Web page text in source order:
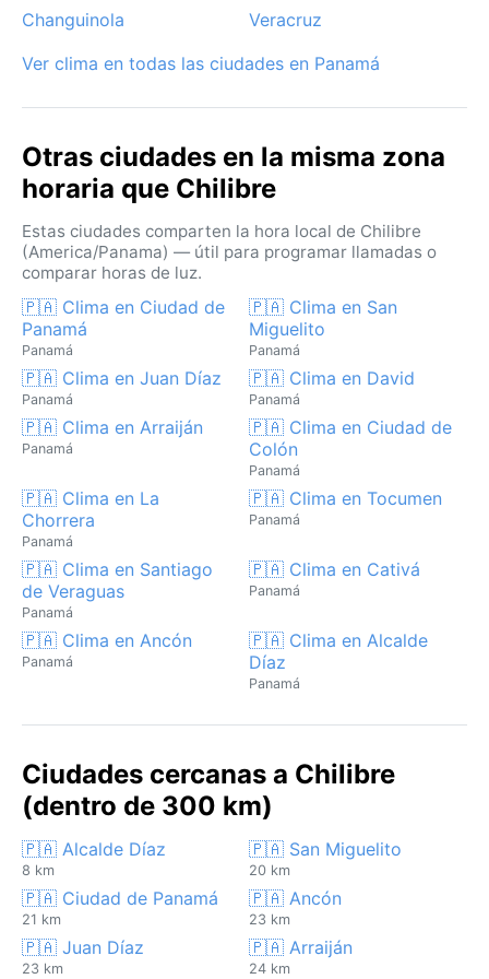
turistas, aunque deben estar atentos a las
del istmo.
Changuinola
Veracruz
Ver clima en todas las ciudades en Panamá
Otras ciudades en la misma zona
horaria que Chilibre
Estas ciudades comparten la hora local de Chilibre
(America/Panama) — útil para programar llamadas o
comparar horas de luz.
🇵🇦 Clima en Ciudad de
Panamá
Panamá
🇵🇦 Clima en San
Miguelito
Panamá
🇵🇦 Clima en Juan Díaz
Panamá
🇵🇦 Clima en David
Panamá
🇵🇦 Clima en Arraiján
Panamá
🇵🇦 Clima en Ciudad de
Colón
Panamá
🇵🇦 Clima en La
Chorrera
Panamá
🇵🇦 Clima en Tocumen
Panamá
🇵🇦 Clima en Santiago
de Veraguas
Panamá
🇵🇦 Clima en Cativá
Panamá
🇵🇦 Clima en Ancón
Panamá
🇵🇦 Clima en Alcalde
Díaz
Panamá
Ciudades cercanas a Chilibre
(dentro de 300 km)
🇵🇦 Alcalde Díaz
8 km
🇵🇦 San Miguelito
20 km
🇵🇦 Ciudad de Panamá
21 km
🇵🇦 Ancón
23 km
🇵🇦 Juan Díaz
23 km
🇵🇦 Arraiján
24 km